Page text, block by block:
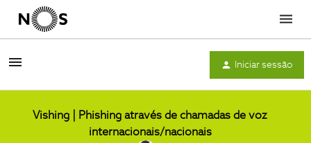
Menu
Iniciar sessão
Vishing | Phishing através de chamadas de voz
internacionais/nacionais